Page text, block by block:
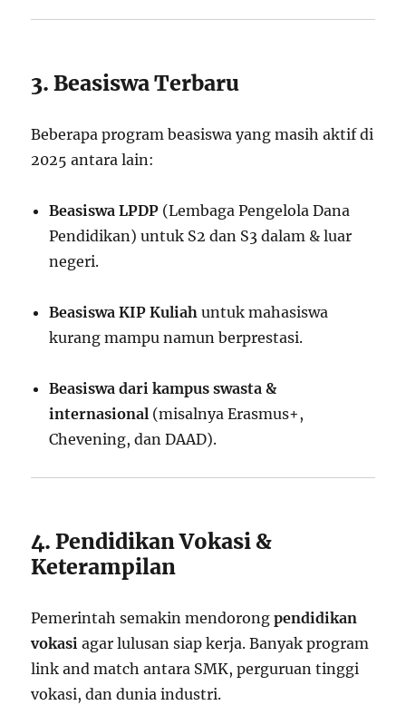
3. Beasiswa Terbaru
Beberapa program beasiswa yang masih aktif di
2025 antara lain:
Beasiswa LPDP (Lembaga Pengelola Dana
Pendidikan) untuk S2 dan S3 dalam & luar
negeri.
Beasiswa KIP Kuliah untuk mahasiswa
kurang mampu namun berprestasi.
Beasiswa dari kampus swasta &
internasional (misalnya Erasmus+,
Chevening, dan DAAD).
4. Pendidikan Vokasi &
Keterampilan
Pemerintah semakin mendorongpendidikan
vokasi agar lulusan siap kerja. Banyak program
link and match antara SMK, perguruan tinggi
vokasi, dan dunia industri.